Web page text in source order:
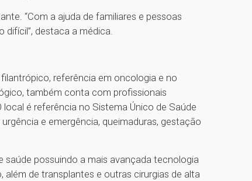
“Com a ajuda de familiares e pessoas
difícil”, destaca a médica.
referência em oncologia e no
também conta com profissionais
é referência no Sistema Único de Saúde
e emergência, queimaduras, gestação
saúde possuindo a mais avançada tecnologia
de transplantes e outras cirurgias de alta